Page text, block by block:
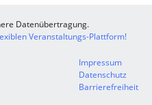
Datenübertragung.
Veranstaltungs-Plattform!
Impressum
Datenschutz
Barrierefreiheit